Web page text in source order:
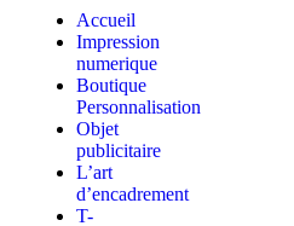
Accueil
Impression
numerique
Boutique
Personnalisation
Objet
publicitaire
L’art
d’encadrement
T-